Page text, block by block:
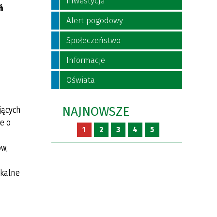
o
Alert pogodowy
Społeczeństwo
Informacje
Oświata
NAJNOWSZE
1 2 3 4 5